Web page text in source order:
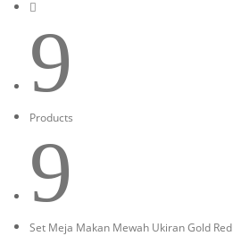

9
Products
9
Set Meja Makan Mewah Ukiran Gold Red